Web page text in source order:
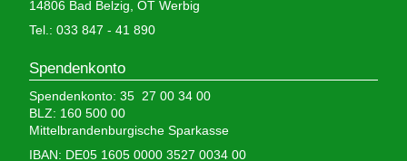
14806 Bad Belzig, OT Werbig
Tel.: 033 847 - 41 890
Spendenkonto
Spendenkonto: 35 27 00 34 00
BLZ: 160 500 00
Mittelbrandenburgische Sparkasse
IBAN: DE05 1605 0000 3527 0034 00